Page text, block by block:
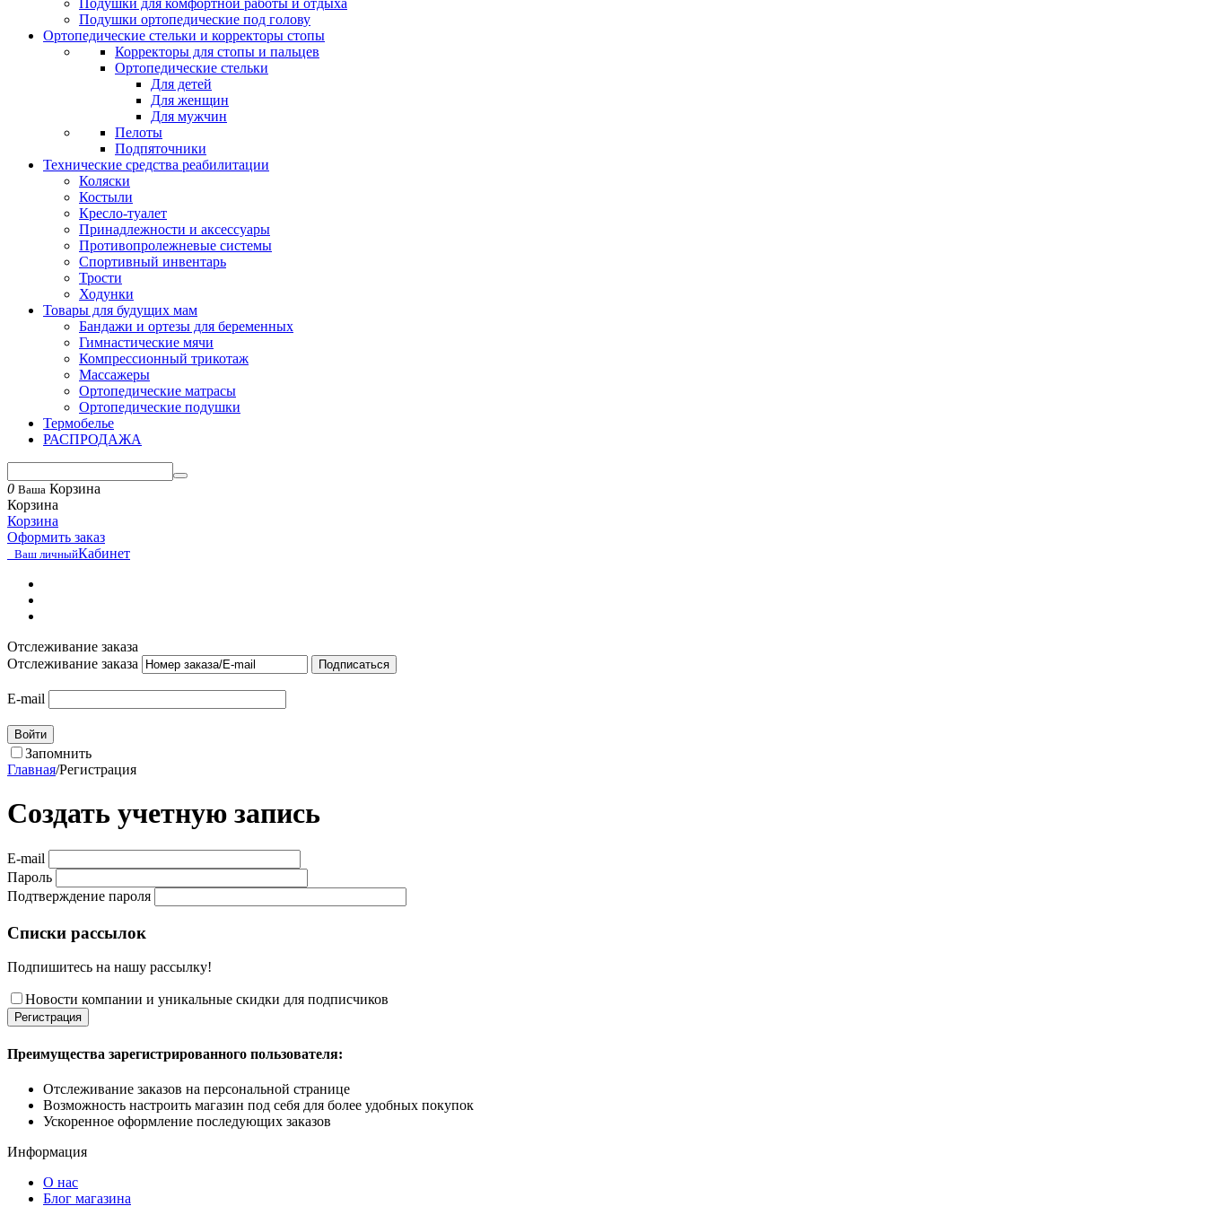
Подушки для комфортной работы и отдыха
Подушки ортопедические под голову
Ортопедические стельки и корректоры стопы
Корректоры для стопы и пальцев
Ортопедические стельки
Для детей
Для женщин
Для мужчин
Пелоты
Подпяточники
Технические средства реабилитации
Коляски
Костыли
Кресло-туалет
Принадлежности и аксессуары
Противопролежневые системы
Спортивный инвентарь
Трости
Ходунки
Товары для будущих мам
Бандажи и ортезы для беременных
Гимнастические мячи
Компрессионный трикотаж
Массажеры
Ортопедические матрасы
Ортопедические подушки
Термобелье
РАСПРОДАЖА
0 Ваша Корзина
Корзина
Корзина
Оформить заказ
Ваш личныйКабинет
Отслеживание заказа
Отслеживание заказа
Подписаться
E-mail
Войти
Запомнить
Главная/Регистрация
Создать учетную запись
E-mail
Пароль
Подтверждение пароля
Списки рассылок
Подпишитесь на нашу рассылку!
Новости компании и уникальные скидки для подписчиков
Регистрация
Преимущества зарегистрированного пользователя:
Отслеживание заказов на персональной странице
Возможность настроить магазин под себя для более удобных покупок
Ускоренное оформление последующих заказов
Информация
О нас
Блог магазина